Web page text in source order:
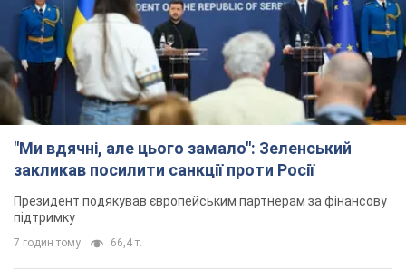
"Ми вдячні, але цього замало": Зеленський
закликав посилити санкції проти Росії
Президент подякував європейським партнерам за фінансову
підтримку
7 годин тому 66,4 т.